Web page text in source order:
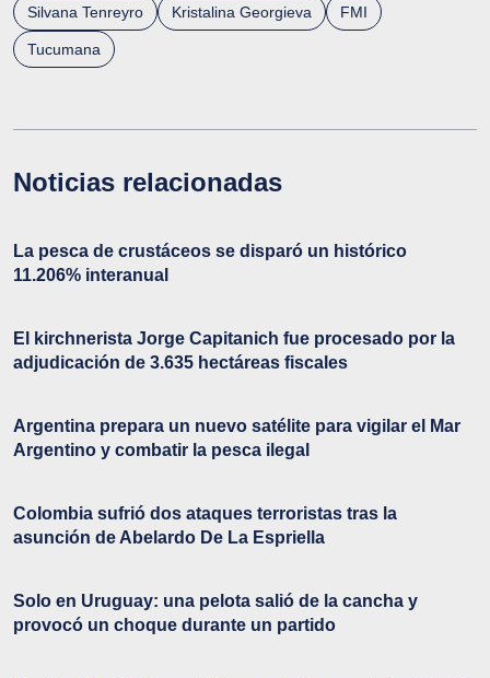
Silvana Tenreyro Kristalina Georgieva FMI
Tucumana
Noticias relacionadas
La pesca de crustáceos se disparó un histórico
11.206% interanual
El kirchnerista Jorge Capitanich fue procesado por la
adjudicación de 3.635 hectáreas fiscales
Argentina prepara un nuevo satélite para vigilar el Mar
Argentino y combatir la pesca ilegal
Colombia sufrió dos ataques terroristas tras la
asunción de Abelardo De La Espriella
Solo en Uruguay: una pelota salió de la cancha y
provocó un choque durante un partido